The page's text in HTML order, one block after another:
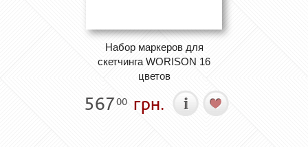
Набор маркеров для
скетчинга WORISON 16
цветов
56700 грн.